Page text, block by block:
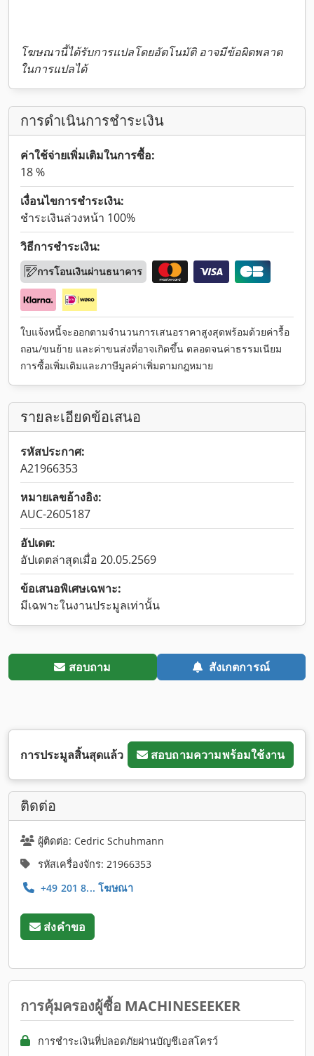
โฆษณานี้ได้รับการแปลโดยอัตโนมัติ อาจมีข้อผิดพลาด
ในการแปลได้
การดำเนินการชำระเงิน
ค่าใช้จ่ายเพิ่มเติมในการซื้อ:
18 %
เงื่อนไขการชำระเงิน:
ชำระเงินล่วงหน้า 100%
วิธีการชำระเงิน:
การโอนเงินผ่านธนาคาร
ใบแจ้งหนี้จะออกตามจำนวนการเสนอราคาสูงสุดพร้อมด้วยค่ารื้อ
ถอน/ขนย้าย และค่าขนส่งที่อาจเกิดขึ้น ตลอดจนค่าธรรมเนียม
การซื้อเพิ่มเติมและภาษีมูลค่าเพิ่มตามกฎหมาย
รายละเอียดข้อเสนอ
รหัสประกาศ:
A21966353
หมายเลขอ้างอิง:
AUC-2605187
อัปเดต:
อัปเดตล่าสุดเมื่อ 20.05.2569
ข้อเสนอพิเศษเฉพาะ:
มีเฉพาะในงานประมูลเท่านั้น
สอบถาม สังเกตการณ์
การประมูลสิ้นสุดแล้ว สอบถามความพร้อมใช้งาน
ติดต่อ
ผู้ติดต่อ: Cedric Schuhmann
รหัสเครื่องจักร: 21966353
+49 201 8... โฆษณา
ส่งคำขอ
การคุ้มครองผู้ซื้อ MACHINESEEKER
การชำระเงินที่ปลอดภัยผ่านบัญชีเอสโครว์